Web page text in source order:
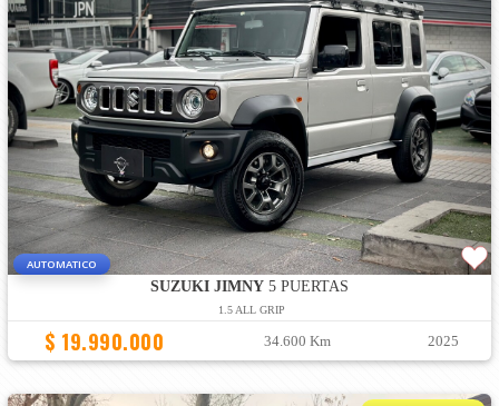
AUTOMATICO
SUZUKI JIMNY5 PUERTAS
1.5 ALL GRIP
$ 19.990.000 34.600 Km 2025